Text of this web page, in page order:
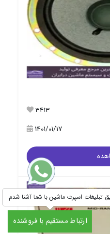
ارتباط مستقیم با فروشنده
3413
1401/01/17
تبلیغات اسپرت ماشین با شما آشنا شدم